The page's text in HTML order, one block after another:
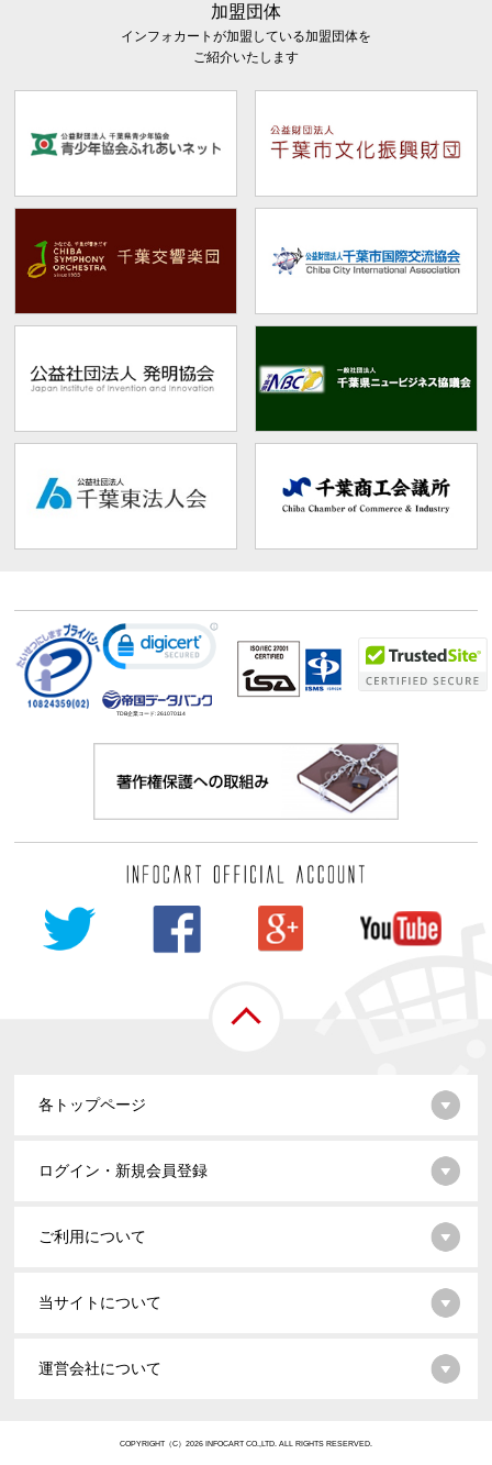
加盟団体
インフォカートが加盟している加盟団体を
ご紹介いたします
TDB企業コード:261070114
各トップページ
ログイン・新規会員登録
ご利用について
当サイトについて
運営会社について
COPYRIGHT（C）2026 INFOCART CO.,LTD. ALL RIGHTS RESERVED.